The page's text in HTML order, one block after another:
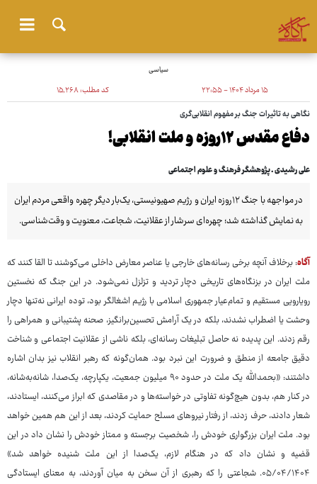
سیاسی
۱۵ مرداد ۱۴۰۴ - ۲۲:۵۵ کد مطلب:۱۵٬۲۶۸
نگاهی به تاثیرات جنگ بر مفهوم انقلابی‌گری
دفاع مقدس ۱۲روزه و ملت انقلابی!
علی رشیدی ـ پژوهشگر فرهنگ و علوم اجتماعی
در مواجهه با جنگ ۱۲روزه ایران و رژیم صهیونیستی، یک‌بار دیگر چهره واقعی مردم ایران
به نمایش گذاشته شد؛ چهره‌ای سرشار از عقلانیت، شجاعت، معنویت و وقت‌شناسی.
آگاه: برخلاف آنچه برخی رسانه‌های خارجی یا عناصر معارض داخلی می‌کوشند تا القا کنند که
ملت ایران در بزنگاه‌های تاریخی دچار تردید و تزلزل نمی‌شود. در این جنگ که نخستین
رویارویی مستقیم و تمام‌عیار جمهوری اسلامی با رژیم اشغالگر بود، توده ایرانی نه‌تنها دچار
وحشت یا اضطراب نشدند، بلکه در یک آرامش تحسین‌برانگیز، صحنه پشتیبانی و همراهی را
رقم زدند. این پدیده نه حاصل تبلیغات رسانه‌ای، بلکه ناشی از عقلانیت اجتماعی و شناخت
دقیق جامعه از منطق و ضرورت این نبرد بود. همان‌گونه که رهبر انقلاب نیز بدان اشاره
داشتند: «بحمدالله یک ملت در حدود ۹۰ میلیون جمعیت، یکپارچه، یک‌صدا، شانه‌به‌شانه،
در کنار هم، بدون هیچ‌گونه تفاوتی در خواسته‌ها و در مقاصدی که ابراز می‌کنند، ایستادند،
شعار دادند، حرف زدند، از رفتار نیروهای مسلح حمایت کردند، بعد از این هم همین خواهد
بود. ملت ایران بزرگواری خودش را، شخصیت برجسته و ممتاز خودش را نشان داد در این
قضیه و نشان داد که در هنگام لازم، یک‌صدا از این ملت شنیده خواهد شد»
۰۵/۰۴/۱۴۰۴. شجاعتی را که رهبری از آن سخن به میان آوردند، به معنای ایستادگی